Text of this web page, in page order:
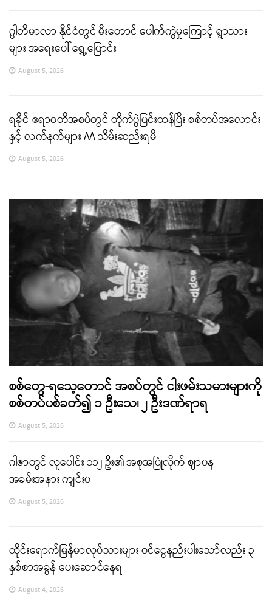
ဂွါတီမာလာ နိုင်ငံတွင် မီးတောင် ပေါက်ကွဲမှုကြောင့် ရွာသား
များ အရေးပေါ် ရွှေ့ပြောင်း
August 5, 2026
ရခိုင်-ဧရာဝတီအစပ်တွင် တိုက်ပွဲပြင်းထန်ပြီး စစ်တပ်အလောင်း
နှင့် လက်နက်များ AA သိမ်းဆည်းရမိ
August 5, 2026
စစ်တွေ-ရသေ့တောင် အစပ်တွင် ငါးဖမ်းသမားများကို
စစ်တပ်ပစ်ခတ်၍ ၁ ဦးသေ၊ ၂ ဦးဒဏ်ရာရ
August 5, 2026
ဂါဇာတွင် လူပေါင်း ၁၁၂ ဦး၏ အစုအပြုံလိုက် ဈာပန
အခမ်းအနား ကျင်းပ
August 5, 2026
ထိုင်းရောက်မြန်မာလုပ်သားများ ဝင်ငွေနည်းပါးသော်လည်း ၃
နှစ်စာအခွန် ပေးဆောင်နေရ
August 4, 2026